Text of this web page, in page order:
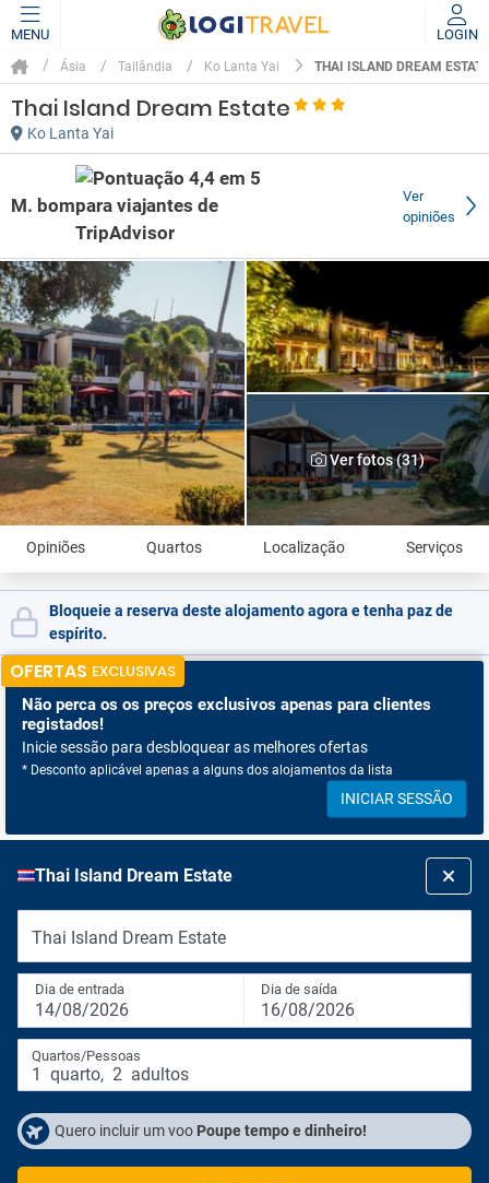
MENU LOGIN
Ásia Tailândia Ko Lanta Yai THAI ISLAND DREAM ESTATE
Thai Island Dream Estate
Ko Lanta Yai
M. bom
Ver
opiniões
Ver fotos (31)
Opiniões Quartos Localização Serviços
Bloqueie a reserva deste alojamento agora e tenha paz de
espírito.
OFERTAS EXCLUSIVAS
Não perca os os preços exclusivos apenas para clientes
registados!
Inicie sessão para desbloquear as melhores ofertas
* Desconto aplicável apenas a alguns dos alojamentos da lista
INICIAR SESSÃO
Thai Island Dream Estate
Thai Island Dream Estate
Dia de entrada
14/08/2026
Dia de saída
16/08/2026
Quartos/Pessoas
1 quarto, 2 adultos
Quero incluir um voo Poupe tempo e dinheiro!